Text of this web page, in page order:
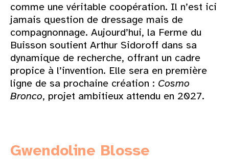
comme une véritable coopération. Il n’est ici
jamais question de dressage mais de
compagnonnage. Aujourd’hui, la Ferme du
Buisson soutient Arthur Sidoroff dans sa
dynamique de recherche, offrant un cadre
propice à l’invention. Elle sera en première
ligne de sa prochaine création : Cosmo
Bronco, projet ambitieux attendu en 2027.
Gwendoline Blosse